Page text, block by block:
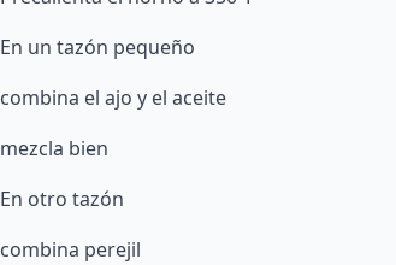
En un tazón pequeño
combina el ajo y el aceite
mezcla bien
En otro tazón
combina perejil